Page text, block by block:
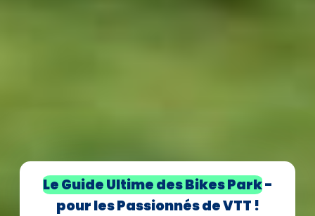
Le Guide Ultime des Bikes Park-
pour les Passionnés de VTT !